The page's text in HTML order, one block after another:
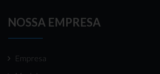
NOSSA EMPRESA
Empresa